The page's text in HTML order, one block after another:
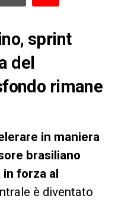
sprint
del
rimane
in maniera
brasiliano
forza al
è diventato